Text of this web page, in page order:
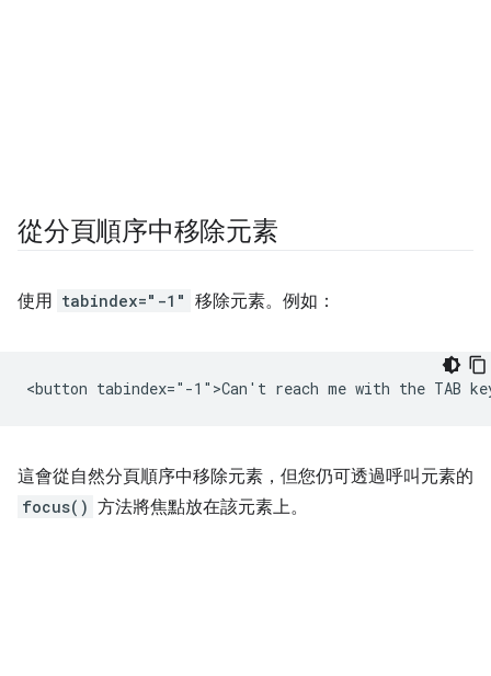
從分頁順序中移除元素
使用 tabindex="-1" 移除元素。例如：
這會從自然分頁順序中移除元素，但您仍可透過呼叫元素的
focus() 方法將焦點放在該元素上。